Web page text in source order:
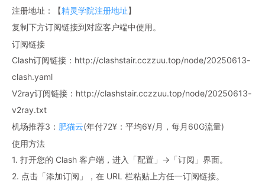
注册地址：【精灵学院注册地址】
复制下方订阅链接到对应客户端中使用。
订阅链接
Clash订阅链接：http://clashstair.cczzuu.top/node/20250613-
clash.yaml
V2ray订阅链接：http://clashstair.cczzuu.top/node/20250613-
v2ray.txt
机场推荐3： 肥猫云(年付72¥：平均6¥/月，每月60G流量)
使用方法
1. 打开您的 Clash 客户端，进入「配置」→「订阅」界面。
2. 点击「添加订阅」，在 URL 栏粘贴上方任一订阅链接。